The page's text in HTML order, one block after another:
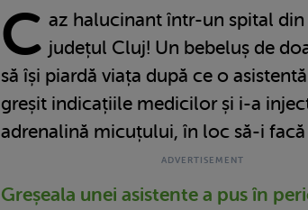
C az halucinant într-un spital din
județul Cluj! Un bebeluș de
să își piardă viața după ce o
greșit indicațiile medicilor și i-a
adrenalină micuțului, în loc să-i
Greșeala unei asistente a pus în